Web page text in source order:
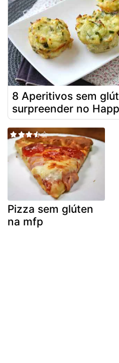
8 Aperitivos sem
surpreender no
Pizza sem glúten
na mfp